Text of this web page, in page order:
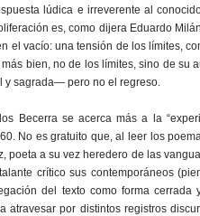
lúdica e irreverente al
es, como dijera Eduardo
el vacío: una tensión de los límites,
bien, no de los límites, sino de su
y sagrada— pero no el regreso.
Becerra se acerca más a la
No es gratuito que, al leer los
poeta a su vez heredero de las
crítico sus contemporáneos
del texto como forma
por distintos registros